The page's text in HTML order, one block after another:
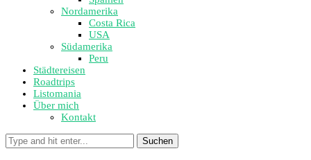
Nordamerika
Costa Rica
USA
Südamerika
Peru
Städtereisen
Roadtrips
Listomania
Über mich
Kontakt
Suchen